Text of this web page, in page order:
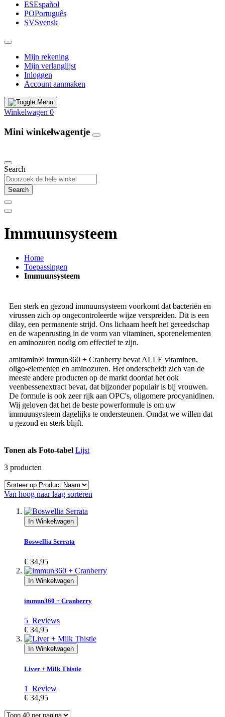
ESEspañol
POPortuguês
SVSvensk
Mijn rekening
Mijn verlanglijst
Inloggen
Account aanmaken
Winkelwagen 0
Mini winkelwagentje
Search
Search
Immuunsysteem
Home
Toepassingen
Immuunsysteem
Een sterk en gezond immuunsysteem voorkomt dat bacteriën en
virussen zich op ongecontroleerde wijze verspreiden. Dit is een
dilay, een permanente strijd. Ons lichaam heeft het gereedschap
en de wapenrusting in de vorm van vitaminen, sporenelementen
en aminozuren nodig om effectief te zijn.
amitamin® immun360 + Cranberry bevat ALLE vitaminen,
oligo-elementen en aminozuren. Het onderscheidt zich van de
meeste andere producten op de markt doordat het ook
veenbessenextract bevat, dat bijzonder populair is bij vrouwen.
De formule is ook zeer rijk aan OPC's, oligomere procyanidinen.
Wij geloven dat het de beste powerformule is om uw
immuunsysteem dagelijks te ondersteunen. Omdat we willen dat
u gezond en sterk blijft.
Tonen als Foto-tabel Lijst
3 producten
Van hoog naar laag sorteren
In Winkelwagen
Boswellia Serrata
€ 34,95
In Winkelwagen
immun360 + Cranberry
5 Reviews
€ 34,95
In Winkelwagen
Liver + Milk Thistle
1 Review
€ 34,95